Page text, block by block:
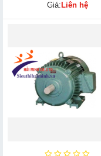
Giá: Liên hệ